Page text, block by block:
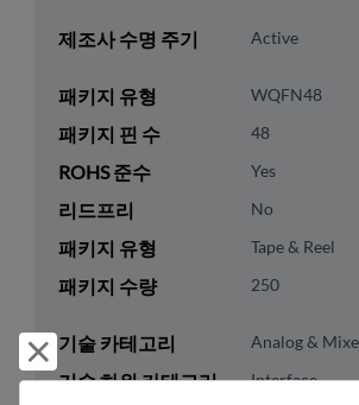
제조사 수명 주기 Active
패키지 유형 WQFN48
패키지 핀 수 48
ROHS 준수 Yes
리드프리 No
패키지 유형 Tape & Reel
패키지 수량 250
기술 카테고리 Analog &
기술 하위 카테고리 Interface
거부 및 닫기